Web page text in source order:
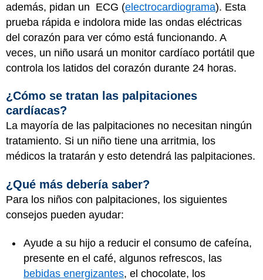
además, pidan un ECG (electrocardiograma). Esta
prueba rápida e indolora mide las ondas eléctricas
del corazón para ver cómo está funcionando. A
veces, un niño usará un monitor cardíaco portátil que
controla los latidos del corazón durante 24 horas.
¿Cómo se tratan las palpitaciones
cardíacas?
La mayoría de las palpitaciones no necesitan ningún
tratamiento. Si un niño tiene una arritmia, los
médicos la tratarán y esto detendrá las palpitaciones.
¿Qué más debería saber?
Para los niños con palpitaciones, los siguientes
consejos pueden ayudar:
Ayude a su hijo a reducir el consumo de cafeína,
presente en el café, algunos refrescos, las
bebidas energizantes, el chocolate, los